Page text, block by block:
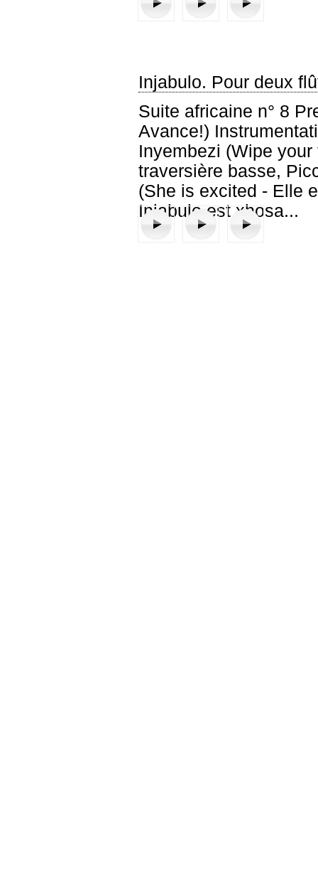
Premier mouvement : Hambela phambili
Deuxième mouvement : Sula
Troisième
Injabulo. Pour deux
Suite africaine n° 8
Avance!)
Inyembezi (Wipe
traversière basse,
(She is excited - Elle
Injabulo est xhosa...